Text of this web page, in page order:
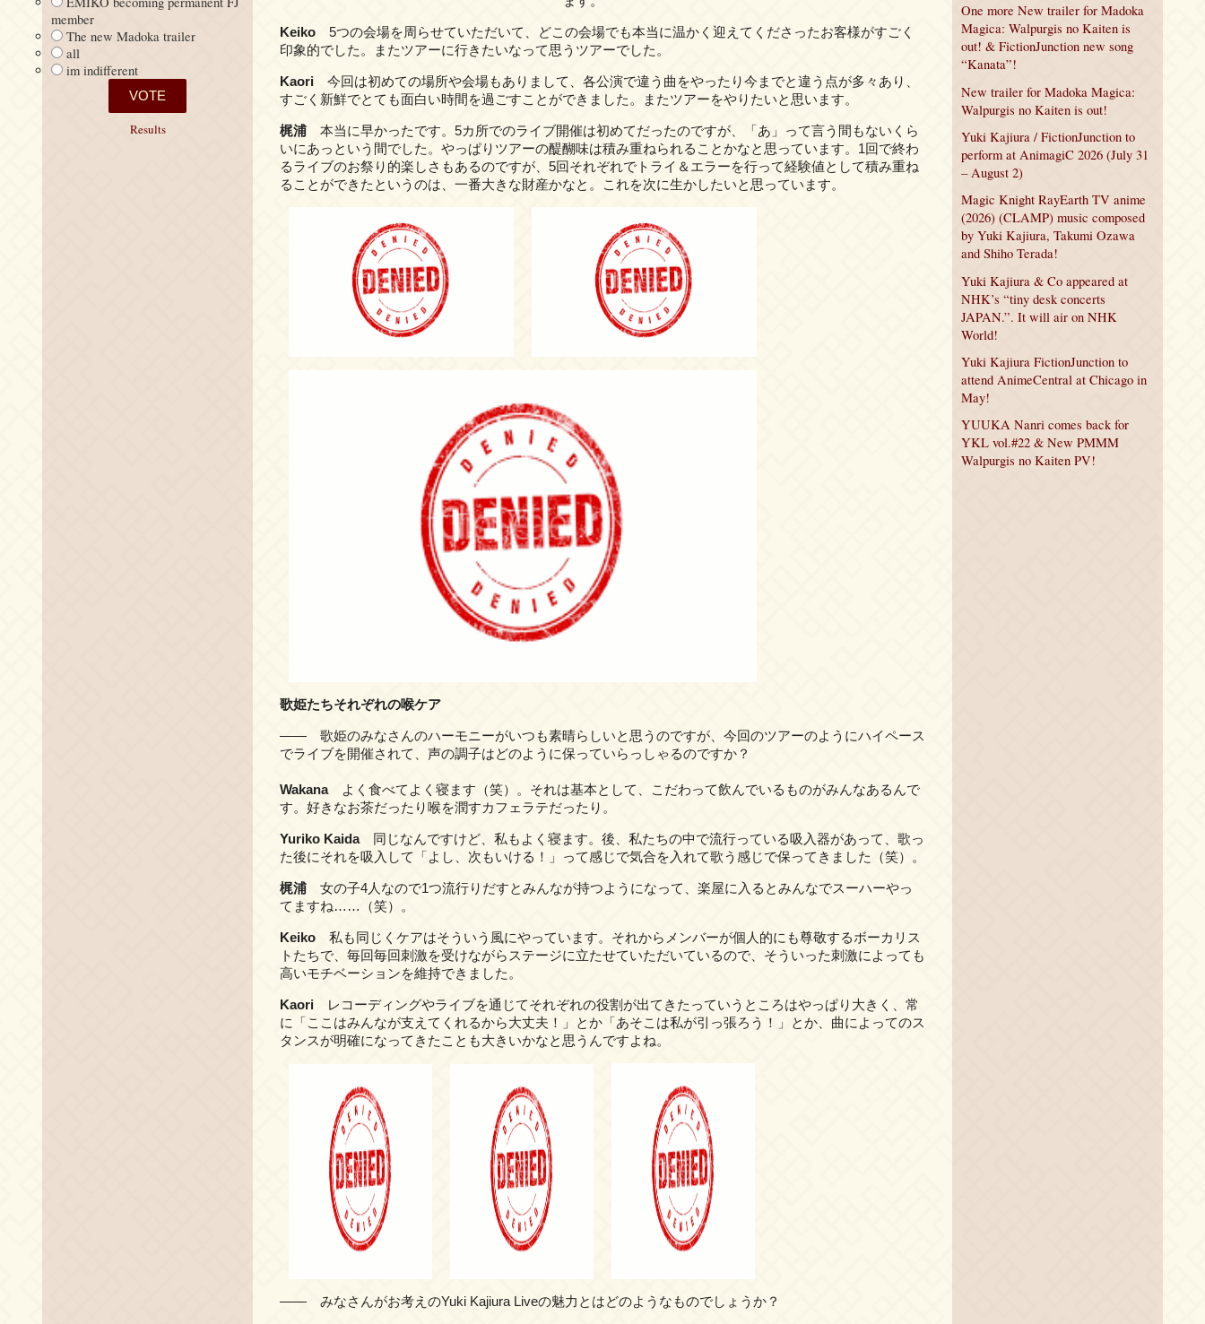
Keiko 5つの会場を周らせていただいて、どこの会場でも本当に温かく迎えてくださったお客様がすごく
印象的でした。またツアーに行きたいなって思うツアーでした。
Kaori 今回は初めての場所や会場もありまして、各公演で違う曲をやったり今までと違う点が多々あり、
すごく新鮮でとても面白い時間を過ごすことができました。またツアーをやりたいと思います。
梶浦 本当に早かったです。5カ所でのライブ開催は初めてだったのですが、「あ」って言う間もないくら
いにあっという間でした。やっぱりツアーの醍醐味は積み重ねられることかなと思っています。1回で終わ
るライブのお祭り的楽しさもあるのですが、5回それぞれでトライ＆エラーを行って経験値として積み重ね
ることができたというのは、一番大きな財産かなと。これを次に生かしたいと思っています。
歌姫たちそれぞれの喉ケア
―― 歌姫のみなさんのハーモニーがいつも素晴らしいと思うのですが、今回のツアーのようにハイペース
でライブを開催されて、声の調子はどのように保っていらっしゃるのですか？
Wakanaよく食べてよく寝ます（笑）。それは基本として、こだわって飲んでいるものがみんなあるんで
す。好きなお茶だったり喉を潤すカフェラテだったり。
Yuriko Kaida同じなんですけど、私もよく寝ます。後、私たちの中で流行っている吸入器があって、歌っ
た後にそれを吸入して「よし、次もいける！」って感じで気合を入れて歌う感じで保ってきました（笑）。
梶浦 女の子4人なので1つ流行りだすとみんなが持つようになって、楽屋に入るとみんなでスーハーやっ
てますね……（笑）。
Keiko 私も同じくケアはそういう風にやっています。それからメンバーが個人的にも尊敬するボーカリス
トたちで、毎回毎回刺激を受けながらステージに立たせていただいているので、そういった刺激によっても
高いモチベーションを維持できました。
Kaori レコーディングやライブを通じてそれぞれの役割が出てきたっていうところはやっぱり大きく、常
に「ここはみんなが支えてくれるから大丈夫！」とか「あそこは私が引っ張ろう！」とか、曲によってのス
タンスが明確になってきたことも大きいかなと思うんですよね。
―― みなさんがお考えのYuki Kajiura Liveの魅力とはどのようなものでしょうか？
member
The new Madoka trailer
all
im indifferent
Results
One more New trailer for Madoka
Magica: Walpurgis no Kaiten is
out! & FictionJunction new song
“Kanata”!
New trailer for Madoka Magica:
Walpurgis no Kaiten is out!
Yuki Kajiura / FictionJunction to
perform at AnimagiC 2026 (July 31
– August 2)
Magic Knight RayEarth TV anime
(2026) (CLAMP) music composed
by Yuki Kajiura, Takumi Ozawa
and Shiho Terada!
Yuki Kajiura & Co appeared at
NHK’s “tiny desk concerts
JAPAN.”. It will air on NHK
World!
Yuki Kajiura FictionJunction to
attend AnimeCentral at Chicago in
May!
YUUKA Nanri comes back for
YKL vol.#22 & New PMMM
Walpurgis no Kaiten PV!